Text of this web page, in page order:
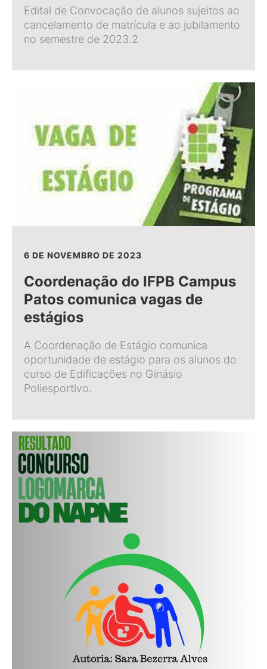
Edital de Convocação de alunos sujeitos ao
cancelamento de matrícula e ao jubilamento
no semestre de 2023.2
6 DE NOVEMBRO DE 2023
Coordenação do IFPB Campus
Patos comunica vagas de
estágios
A Coordenação de Estágio comunica
oportunidade de estágio para os alunos do
curso de Edificações no Ginásio
Poliesportivo.